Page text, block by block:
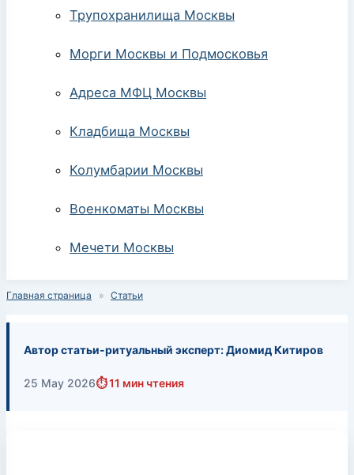
Трупохранилища Москвы
Морги Москвы и Подмосковья
Адреса МФЦ Москвы
Кладбища Москвы
Колумбарии Москвы
Военкоматы Москвы
Мечети Москвы
Главная страница » Статьи
Автор статьи-ритуальный эксперт: Диомид Китиров
25 May 2026⏱ 11 мин чтения